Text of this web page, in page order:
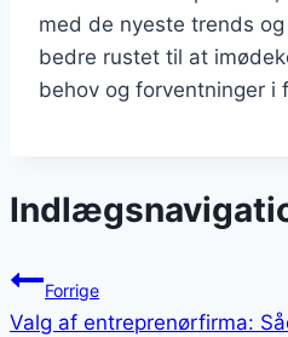
med de nyeste trends
bedre rustet til at
behov og forventninger i
Forrige
Valg af entreprenørfirma: